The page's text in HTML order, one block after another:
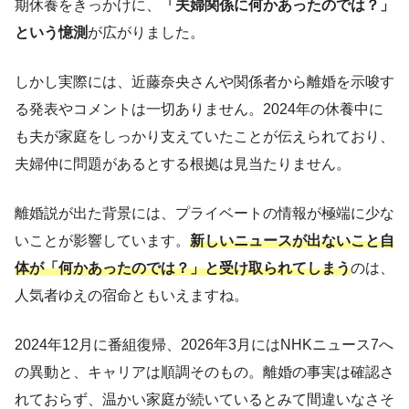
期休養をきっかけに、
「夫婦関係に何かあったのでは？」
という憶測 が広がりました。
しかし実際には、近藤奈央さんや関係者から離婚を示唆す
る発表やコメントは一切ありません。2024年の休養中に
も夫が家庭をしっかり支えていたことが伝えられており、
夫婦仲に問題があるとする根拠は見当たりません。
離婚説が出た背景には、プライベートの情報が極端に少な
いことが影響しています。 新しいニュースが出ないこと自
体が「何かあったのでは？」と受け取られてしまうのは、
人気者ゆえの宿命ともいえますね。
2024年12月に番組復帰、2026年3月にはNHKニュース7へ
の異動と、キャリアは順調そのもの。離婚の事実は確認さ
れておらず、温かい家庭が続いているとみて間違いなさそ